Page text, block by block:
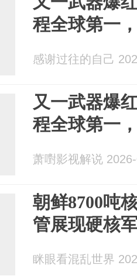
程全球第一
感谢过往的自己
又一武器爆
程全球第一
萧嚉影视解说
朝鲜8700吨
管展现硬核
眯眼看混乱世界